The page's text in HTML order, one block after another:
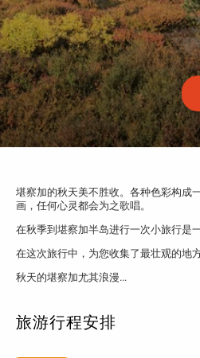
堪察加的秋天美不胜收。各种色彩构成
画，任何心灵都会为之歌唱。
在秋季到堪察加半岛进行一次小旅行是
在这次旅行中，为您收集了最壮观的地
秋天的堪察加尤其浪漫...
旅游行程安排